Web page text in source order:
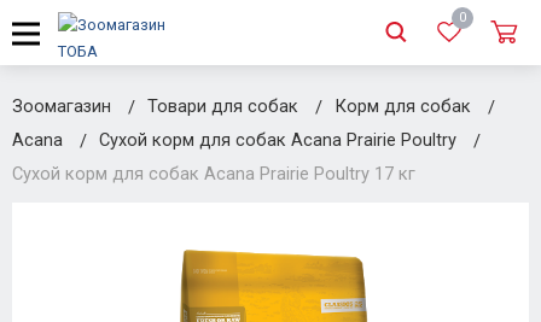
0
Зоомагазин Товари для собак
Корм для собак
Acana
Сухой корм для собак Acana Prairie Poultry
Сухой корм для собак Acana Prairie Poultry 17 кг